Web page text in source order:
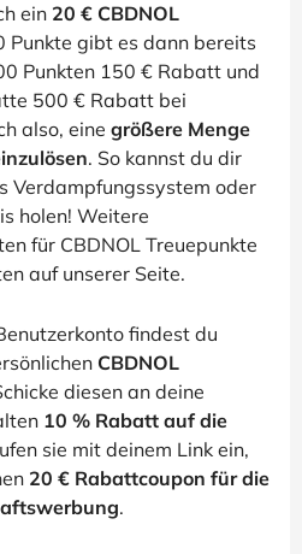
ein 20 € CBDNOL
Punkte gibt es dann bereits
Punkten 150 € Rabatt und
500 € Rabatt bei
also, eine größere Menge
. So kannst du dir
Verdampfungssystem oder
holen! Weitere
für CBDNOL Treuepunkte
auf unserer Seite.
findest du
CBDNOL
diesen an deine
10 % Rabatt auf die
sie mit deinem Link ein,
20 € Rabattcoupon für die
.